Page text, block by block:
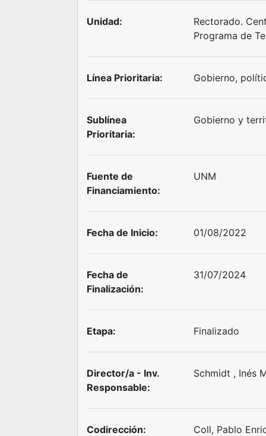
Unidad:
Rectorado.
Programa de
Línea Prioritaria: Gobierno,
Sublínea
Prioritaria:
Gobierno y
Fuente de
Financiamiento:
UNM
Fecha de Inicio: 01/08/2022
Fecha de
Finalización:
31/07/2024
Etapa: Finalizado
Director/a - Inv.
Responsable:
Schmidt , Inés
Codirección: Coll, Pablo